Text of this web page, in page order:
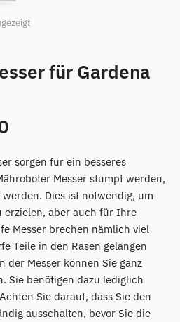
für Gardena
sorgen für ein besseres
Messer stumpf werden,
Dies ist notwendig, um
erzielen, aber auch für Ihre
Messer brechen nämlich viel
Teile in den Rasen gelangen
der Messer können Sie ganz
Sie benötigen dazu lediglich
Sie darauf, dass Sie den
ausschalten, bevor Sie die